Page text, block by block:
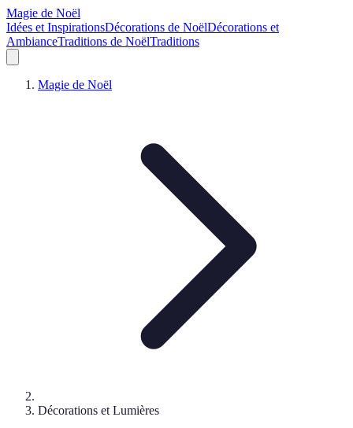
Magie de Noël
Idées et InspirationsDécorations de NoëlDécorations et
AmbianceTraditions de NoëlTraditions
Magie de Noël
Décorations et Lumières